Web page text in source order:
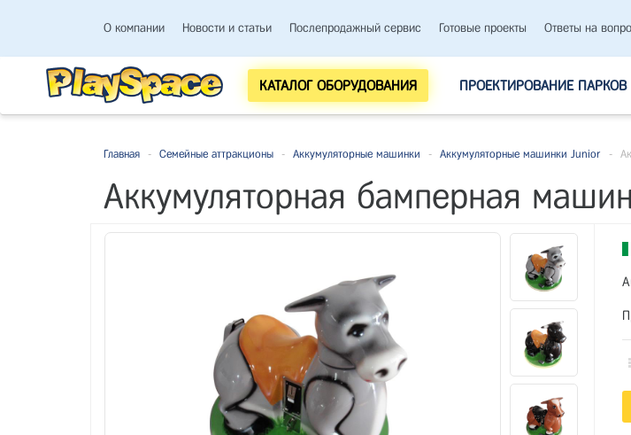
О компании Новости и статьи Послепродажный сервис Готовые проекты Ответы на
КАТАЛОГ ОБОРУДОВАНИЯ ПРОЕКТИРОВАНИЕ ПАРКОВ
Главная - Семейные аттракционы - Аккумуляторные машинки - Аккумуляторные машинки Junior -
Аккумуляторная бамперная